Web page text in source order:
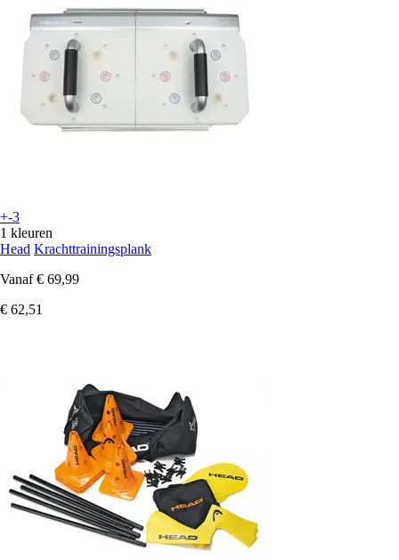
+-3
1 kleuren
Head Krachttrainingsplank
Vanaf € 69,99
€ 62,51